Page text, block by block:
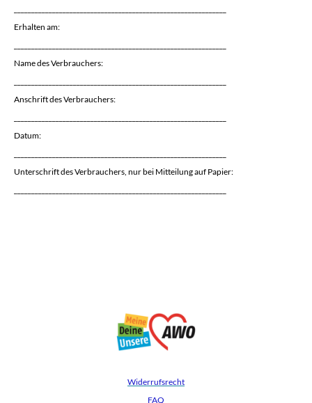
Erhalten am:
Name des Verbrauchers:
Anschrift des Verbrauchers:
Datum:
Unterschrift des Verbrauchers, nur bei Mitteilung auf Papier:
Widerrufsrecht
FAQ